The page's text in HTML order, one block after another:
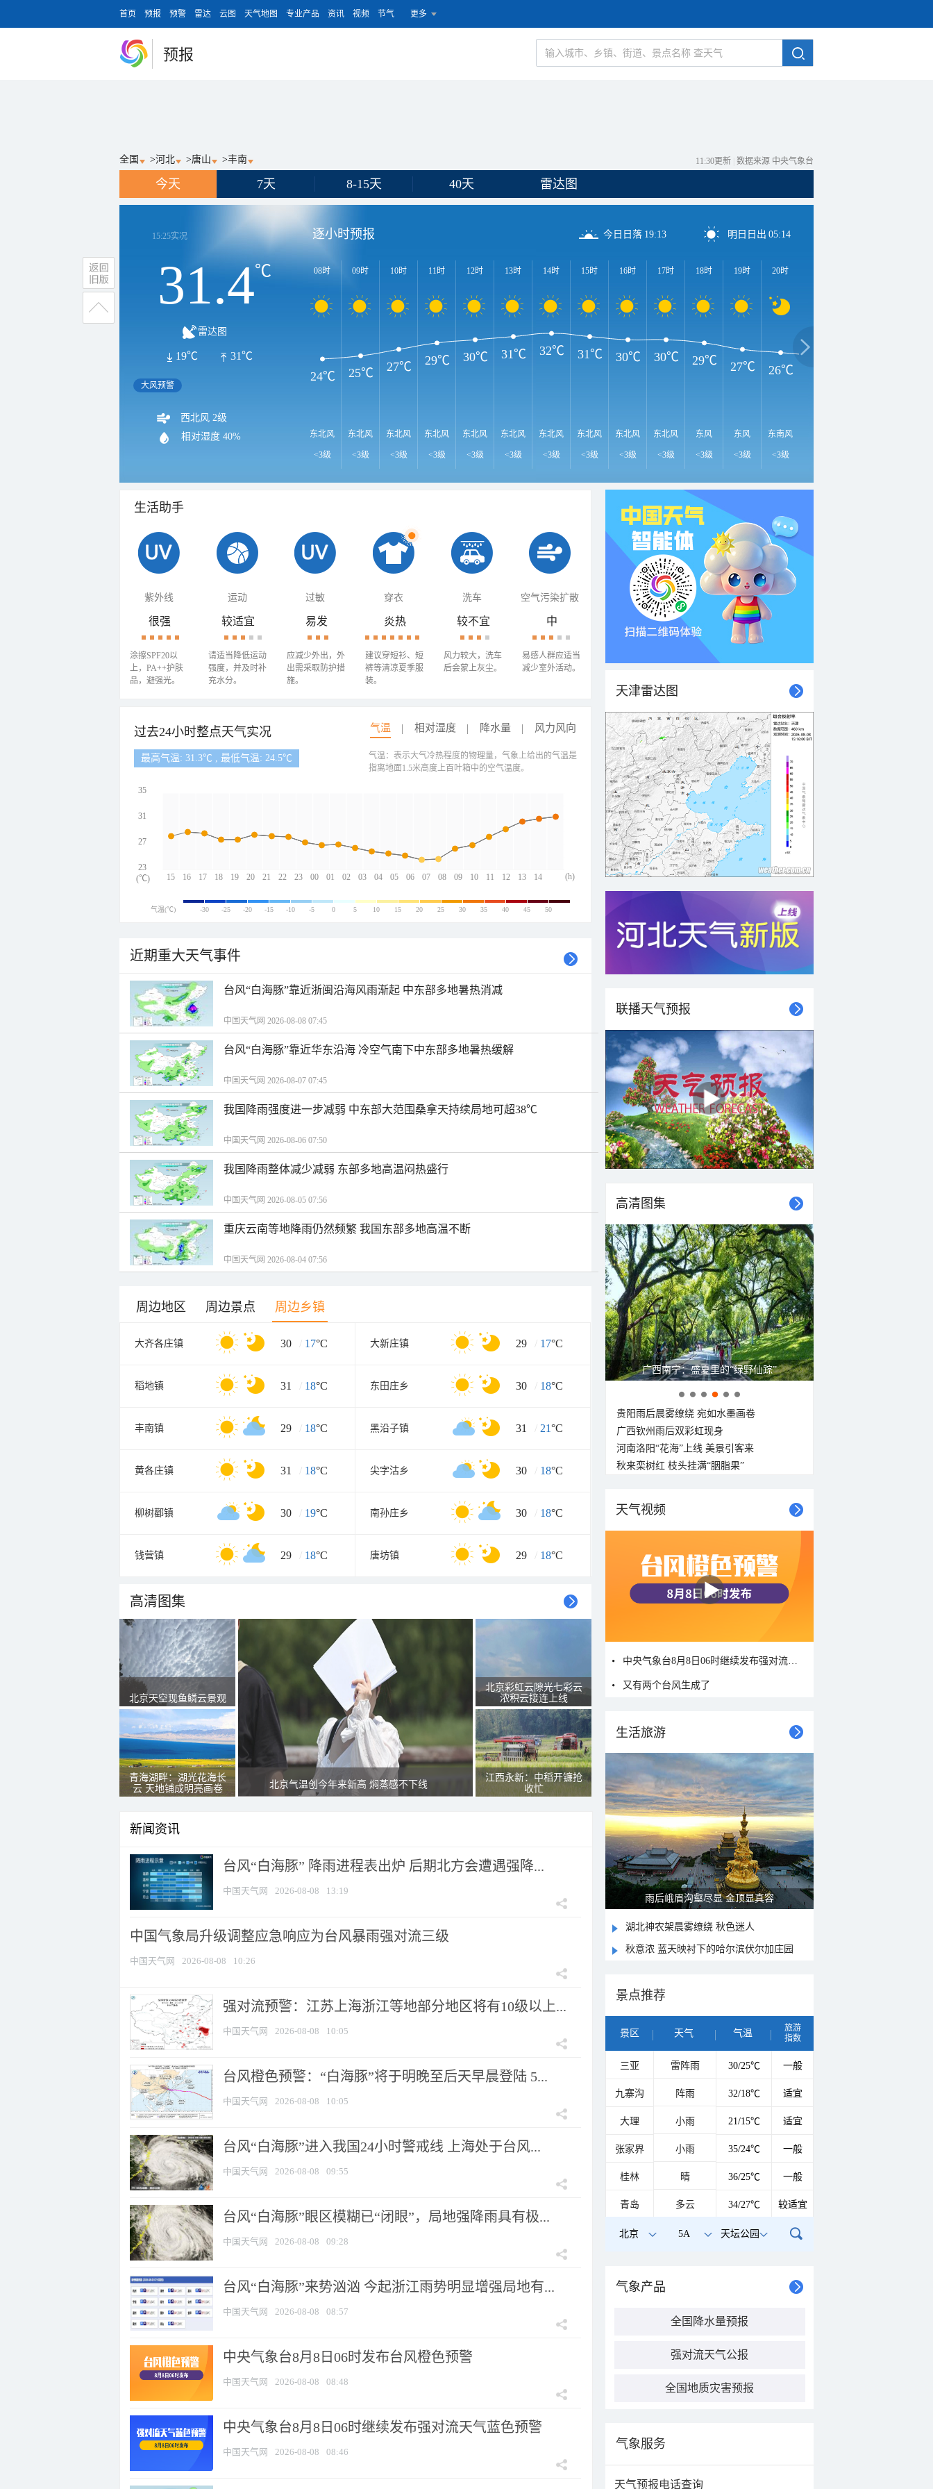
首页 预报 预警 雷达 云图 天气地图 专业产品 资讯 视频 节气 更多
预报
全国 >河北 >唐山 >丰南 11:30更新 数据来源 中央气象台
今天 7天 8-15天 40天 雷达图
15:25实况
31.4℃
雷达图
31℃
19℃
大风预警
西北风 2级
相对湿度 40%
逐小时预报 今日日落 19:13 明日日出 05:14
08时
东北风
<3级
09时
东北风
<3级
10时
东北风
<3级
11时
东北风
<3级
12时
东北风
<3级
13时
东北风
<3级
14时
东北风
<3级
15时
东北风
<3级
16时
东北风
<3级
17时
东北风
<3级
18时
东风
<3级
19时
东风
<3级
20时
东南风
<3级
24℃ 25℃ 27℃ 29℃ 30℃ 31℃ 32℃ 31℃ 30℃ 30℃ 29℃ 27℃ 26℃
生活助手
紫外线 运动 过敏 穿衣 洗车 空气污染扩散
很强
涂擦SPF20以
上，PA++护肤
品，避强光。
较适宜
请适当降低运动
强度，并及时补
充水分。
易发
应减少外出，外
出需采取防护措
施。
炎热
建议穿短衫、短
裤等清凉夏季服
装。
较不宜
风力较大，洗车
后会蒙上灰尘。
中
易感人群应适当
减少室外活动。
过去24小时整点天气实况 气温 相对湿度 降水量 风力风向
最高气温: 31.3℃ , 最低气温: 24.5℃
15 16 17 18 19 20 21 22 23 00 01 02 03 04 05 06 07 08 09 10 11 12 13 14
35
31
27
23
(h)
(℃)
气温：表示大气冷热程度的物理量，气象上给出的气温是
指离地面1.5米高度上百叶箱中的空气温度。
气温(℃) -30 -25 -20 -15 -10 -5 0 5 10 15 20 25 30 35 40 45 50
近期重大天气事件
台风“白海豚”靠近浙闽沿海风雨渐起 中东部多地暑热消减
中国天气网 2026-08-08 07:45
台风“白海豚”靠近华东沿海 冷空气南下中东部多地暑热缓解
中国天气网 2026-08-07 07:45
我国降雨强度进一步减弱 中东部大范围桑拿天持续局地可超38℃
中国天气网 2026-08-06 07:50
我国降雨整体减少减弱 东部多地高温闷热盛行
中国天气网 2026-08-05 07:56
重庆云南等地降雨仍然频繁 我国东部多地高温不断
中国天气网 2026-08-04 07:56
周边地区 周边景点 周边乡镇
大齐各庄镇 30 / 17°C 大新庄镇 29 / 17°C
稻地镇 31 / 18°C 东田庄乡 30 / 18°C
丰南镇 29 / 18°C 黑沿子镇 31 / 21°C
黄各庄镇 31 / 18°C 尖字沽乡 30 / 18°C
柳树酄镇 30 / 19°C 南孙庄乡 30 / 18°C
钱营镇 29 / 18°C 唐坊镇 29 / 18°C
高清图集
北京天空现鱼鳞云景观
青海湖畔：湖光花海长
云 天地铺成明亮画卷
北京气温创今年来新高 焖蒸感不下线
北京彩虹云隙光七彩云
浓积云接连上线
江西永新：中稻开镰抢
收忙
新闻资讯
台风“白海豚” 降雨进程表出炉 后期北方会遭遇强降...
中国天气网 2026-08-08 13:19
中国气象局升级调整应急响应为台风暴雨强对流三级
中国天气网 2026-08-08 10:26
强对流预警：江苏上海浙江等地部分地区将有10级以上...
中国天气网 2026-08-08 10:05
台风橙色预警：“白海豚”将于明晚至后天早晨登陆 5...
中国天气网 2026-08-08 10:05
台风“白海豚”进入我国24小时警戒线 上海处于台风...
中国天气网 2026-08-08 09:55
台风“白海豚”眼区模糊已“闭眼”，局地强降雨具有极...
中国天气网 2026-08-08 09:28
台风“白海豚”来势汹汹 今起浙江雨势明显增强局地有...
中国天气网 2026-08-08 08:57
中央气象台8月8日06时发布台风橙色预警
中国天气网 2026-08-08 08:48
中央气象台8月8日06时继续发布强对流天气蓝色预警
中国天气网 2026-08-08 08:46
天津雷达图
联播天气预报
高清图集
广西南宁：盛夏里的“绿野仙踪”
贵阳雨后晨雾缭绕 宛如水墨画卷
广西钦州雨后双彩虹现身
河南洛阳“花海”上线 美景引客来
秋来栾树红 枝头挂满“胭脂果”
天气视频
又有两个台风生成了
生活旅游
雨后峨眉沟壑尽显 金顶显真容
湖北神农架晨雾缭绕 秋色迷人
秋意浓 蓝天映衬下的哈尔滨伏尔加庄园
景点推荐
景区 天气 气温
旅游
指数
三亚 雷阵雨 30/25℃ 一般
九寨沟 阵雨 32/18℃ 适宜
大理 小雨 21/15℃ 适宜
张家界 小雨 35/24℃ 一般
桂林 晴 36/25℃ 一般
青岛 多云 34/27℃ 较适宜
北京 5A 天坛公园
气象产品
全国降水量预报
强对流天气公报
全国地质灾害预报
气象服务
天气预报电话查询